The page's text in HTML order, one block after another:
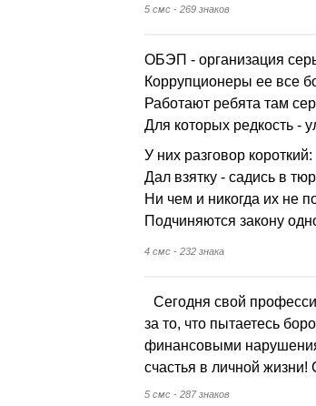
5 смс - 269 знаков
ОБЭП - организация
Коррупционеры ее все
Работают ребята там
Для которых редкость -
У них разговор короткий:
Дал взятку - садись в
Ни чем и никогда их не
Подчиняются закону
4 смс - 232 знака
Сегодня свой
за то, что пытаетесь
финансовыми
счастья в личной
5 смс - 287 знаков